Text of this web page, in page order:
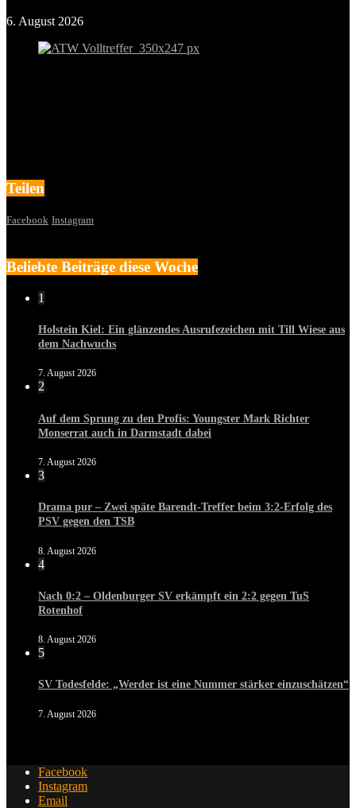
6. August 2026
Teilen
Facebook Instagram
Beliebte Beiträge diese Woche
1
Holstein Kiel: Ein glänzendes Ausrufezeichen mit Till Wiese aus
dem Nachwuchs
7. August 2026
2
Auf dem Sprung zu den Profis: Youngster Mark Richter
Monserrat auch in Darmstadt dabei
7. August 2026
3
Drama pur – Zwei späte Barendt-Treffer beim 3:2-Erfolg des
PSV gegen den TSB
8. August 2026
4
Nach 0:2 – Oldenburger SV erkämpft ein 2:2 gegen TuS
Rotenhof
8. August 2026
5
SV Todesfelde: „Werder ist eine Nummer stärker einzuschätzen“
7. August 2026
Facebook
Instagram
Email